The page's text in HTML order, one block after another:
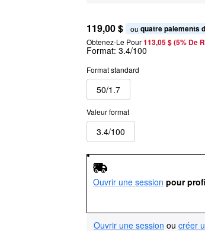
119,00 $ ou quatre paiements
Obtenez-Le Pour113,05 $ (5% De
Format: 3.4/100
Format standard
50/1.7
Valeur format
3.4/100
Ouvrir une session pour
Ouvrir une session ou créer